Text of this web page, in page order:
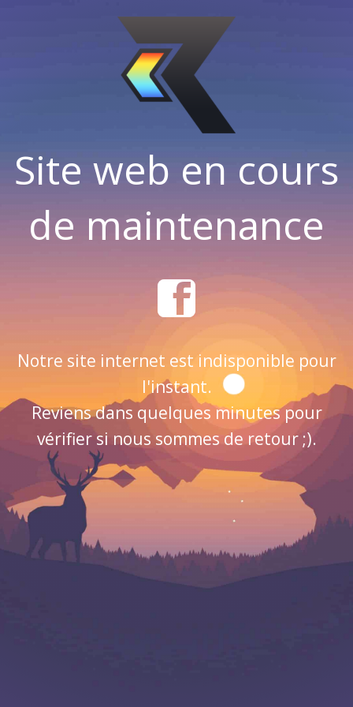
Site web en cours
de maintenance
Notre site internet est indisponible pour
l'instant.
Reviens dans quelques minutes pour
vérifier si nous sommes de retour ;).